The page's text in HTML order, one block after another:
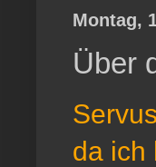
Montag,
Über
da ich